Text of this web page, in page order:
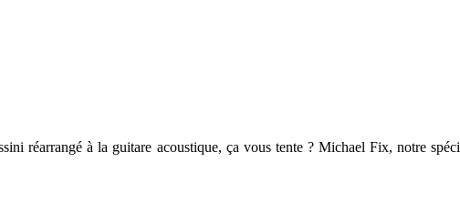
réarrangé à la guitare acoustique, ça vous tente ? Michael Fix, notre